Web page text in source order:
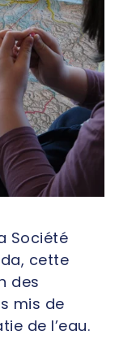
Société
cette
des
mis de
de l’eau.